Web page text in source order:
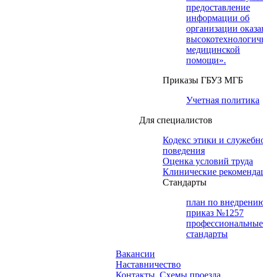
предоставление
информации об
организации
медицинской
помощи».
Приказы ГБУЗ МГБ
Учетная политика
Для специалистов
Кодекс этики и
поведения
Оценка условий труда
Клинические
Cтандарты
план по
приказ №1257
профессиональные
стандарты
Вакансии
Наставничество